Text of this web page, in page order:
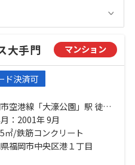
大手門 マンション
ド決済可
空港線「大濠公園」駅 徒歩
歩
歩
：2001年 9月
㎡/鉄筋コンクリート
福岡市中央区港１丁目